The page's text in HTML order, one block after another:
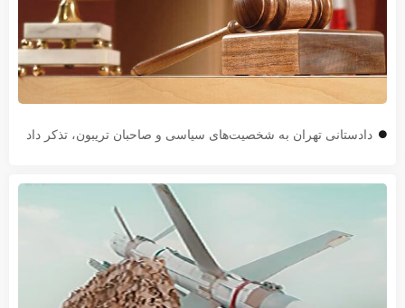
دادستانی تهران به شخصیت‌های سیاسی و صاحبان تریبون، تذکر داد